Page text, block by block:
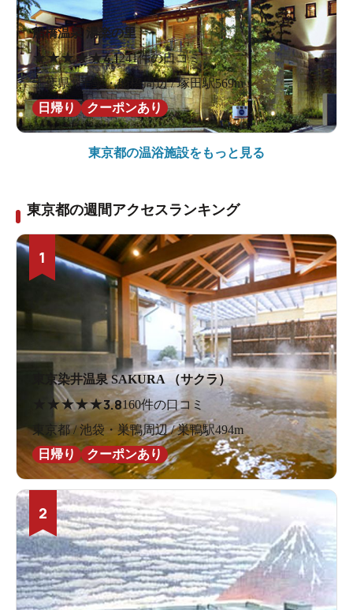
船橋温泉 湯楽の里
★★★★★4.1241件の口コミ
千葉県 / 千葉・船橋周辺 / 塚田駅569m
日帰り
クーポンあり
東京都の温浴施設をもっと見る
東京都の週間アクセスランキング
1
東京染井温泉 SAKURA （サクラ）
★★★★3.8160件の口コミ
東京都 / 池袋・巣鴨周辺 / 巣鴨駅494m
日帰り
クーポンあり
2